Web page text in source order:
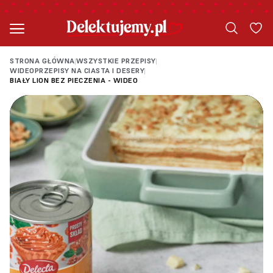
STRONA GŁÓWNA|WSZYSTKIE PRZEPISY|
WIDEOPRZEPISY NA CIASTA I DESERY|
BIAŁY LION BEZ PIECZENIA - WIDEO
Loading